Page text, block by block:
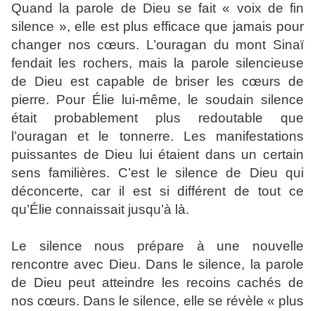
Quand la parole de Dieu se fait « voix de fin
silence », elle est plus efficace que jamais pour
changer nos cœurs. L’ouragan du mont Sinaï
fendait les rochers, mais la parole silencieuse
de Dieu est capable de briser les cœurs de
pierre. Pour Élie lui-même, le soudain silence
était probablement plus redoutable que
l’ouragan et le tonnerre. Les manifestations
puissantes de Dieu lui étaient dans un certain
sens familières. C’est le silence de Dieu qui
déconcerte, car il est si différent de tout ce
qu’Élie connaissait jusqu’à là.
Le silence nous prépare à une nouvelle
rencontre avec Dieu. Dans le silence, la parole
de Dieu peut atteindre les recoins cachés de
nos cœurs. Dans le silence, elle se révèle « plus